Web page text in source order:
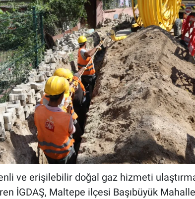
ve erişilebilir doğal gaz hizmeti
İGDAŞ, Maltepe ilçesi Başıbüyük